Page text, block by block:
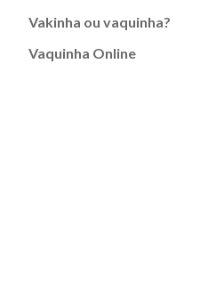
Vakinha ou vaquinha?
Vaquinha Online